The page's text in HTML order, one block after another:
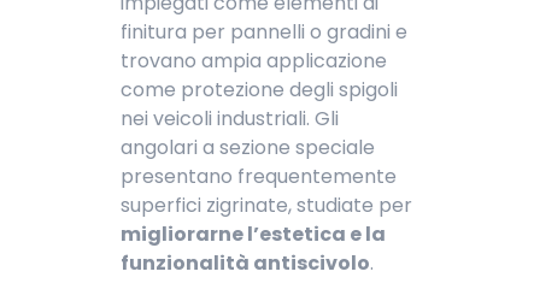
finitura per pannelli o gradini e
trovano ampia applicazione
come protezione degli spigoli
nei veicoli industriali. Gli
angolari a sezione speciale
presentano frequentemente
superfici zigrinate, studiate per
migliorarne l’estetica e la
funzionalità antiscivolo.